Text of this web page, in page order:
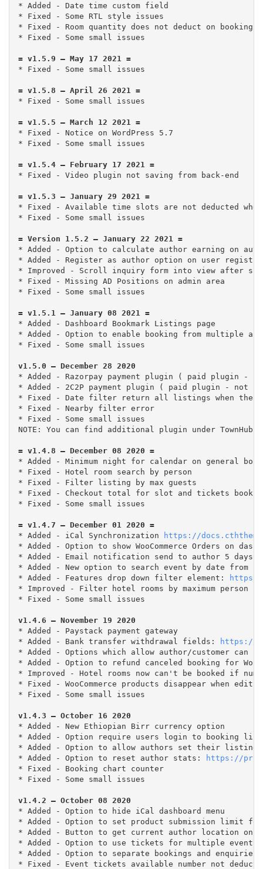
* Added - Date time custom field
* Fixed - Some RTL style issues
* Fixed - Room quantity does not deduct on bookings
* Fixed - Some small issues
* Fixed - Some small issues
* Fixed - Some small issues
* Fixed - Notice on WordPress 5.7
* Fixed - Some small issues
* Fixed - Available time slots are not deducted when
* Fixed - Some small issues
* Added - Option to calculate author earning on
* Added - Register as author option on user
* Improved - Scroll inquiry form into view after
* Fixed - Missing AD Positions on admin area
* Fixed - Some small issues
* Added - Dashboard Bookmark Listings page
* Added - Option to enable booking from multiple
* Fixed - Some small issues
* Added - Razorpay payment plugin ( paid plugin -
* Added - 2C2P payment plugin ( paid plugin - not
* Fixed - Date filter return all listings when
* Fixed - Nearby filter error
* Fixed - Some small issues
NOTE: You can find additional plugin under TownHub
* Added - Minimum night for calendar on general
* Fixed - Hotel room search by person
* Fixed - Filter listing by max guests
* Fixed - Checkout total for slot and tickets
* Fixed - Some small issues
* Added - iCal Synchronization
https://
* Added - Option to show WooCommerce Orders on
* Added - Email notification send to author 5
* Added - New option to search event by date from
* Added - Features drop down filter element:
* Improved - Filter hotel rooms by maximum person
* Fixed - Some small issues
* Added - Paystack payment gateway
* Added - Bank transfer withdrawal fields:
https://
* Added - Options which allow author/customer can
* Added - Option to refund canceled booking for
* Improved - Hotel rooms now can't be booked if
* Fixed - WooCommerce products disappear when
* Fixed - Some small issues
v1.4.3 – October 16 2020
* Added - New Ethiopian Birr currency option
* Added - Option require users login to booking
* Added - Option to allow authors set their
* Added - Option to reset author stats:
https://
* Fixed - Booking chart counter
* Fixed - Some small issues
v1.4.2 – October 08 2020
* Added - Option to hide iCal dashboard menu
* Added - Option to set product submission limit
* Added - Button to get current author location on
* Added - Option to use tickets for multiple event
* Added - Option to separate bookings and
* Fixed - Event tickets available number not deduct